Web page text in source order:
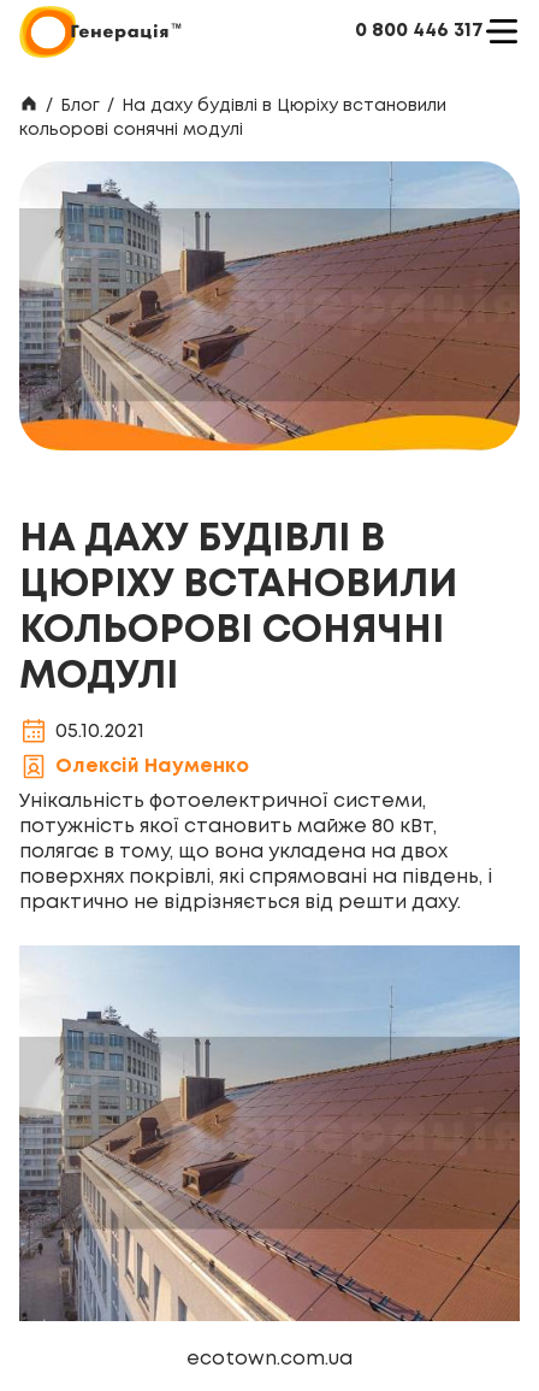
0 800 446 317
/ Блог /
На даху будівлі в Цюріху встановили
кольорові сонячні модулі
НА ДАХУ БУДІВЛІ В
ЦЮРІХУ ВСТАНОВИЛИ
КОЛЬОРОВІ СОНЯЧНІ
МОДУЛІ
05.10.2021
Олексій Науменко
Унікальність фотоелектричної системи,
потужність якої становить майже 80 кВт,
полягає в тому, що вона укладена на двох
поверхнях покрівлі, які спрямовані на південь, і
практично не відрізняється від решти даху.
ecotown.com.ua